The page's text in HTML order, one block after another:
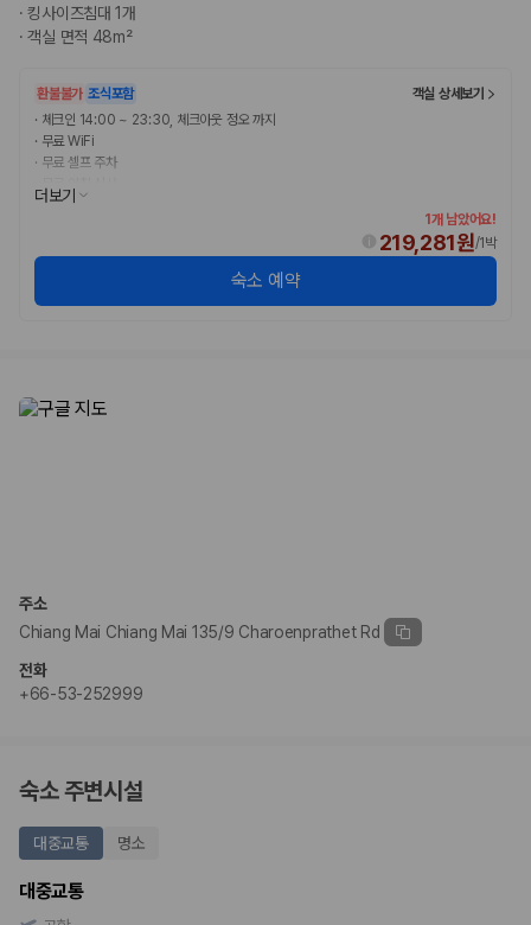
동일한 차량이라도 보험 조건에 따라 실제 부담 금액이 달라질 수 있습니
일반자차: 사고 발생 시 일정 금액의 면책금이 발생할 수 있습니다.
완전자차:
다.
슈퍼자차:
2000만 고객이 선택한 렌트카 가격비교 플랫폼
카모아는 제주렌트카부터 국내·해외 렌트카까지 비교할 수 있는 렌트카 가
격비교 플랫폼입니다.
사용자 리뷰
175,206
Q. 제주렌트카 가격비교는 카모아에서 어떻게 하나요?
A. 대여일, 반납일, 인수 지역을 선택하면 제주도 렌트카 업체별 가격, 차종,
보험 조건, 예약 가능 차량을 한 번에 비교할 수 있습니다.
Q. 제주 렌트카 최저가는 무엇을 기준으로 비교해야 하나요?
Q. 제주공항 근처 렌트카도 비교할 수 있나요?
제주렌트카 가격비교 주요 링크
제주도 렌트카 실시간 최저가 가격비교
제주 렌트카 예약
국내 렌트카 가격비교
·킹사이즈침대 1개
·객실 면적 48m²
환불불가 조식포함
객실 상세보기
· 체크인 14:00 ~ 23:30, 체크아웃 정오 까지
· 무료 WiFi
· 무료 셀프 주차
더보기
1개 남았어요!
219,281원/1박
숙소 예약
주소
Chiang Mai Chiang Mai 135/9 Charoenprathet Rd
전화
+66-53-252999
숙소 주변시설
대중교통 명소
대중교통